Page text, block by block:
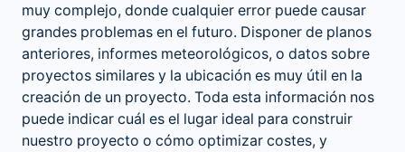
muy complejo, donde cualquier error puede causar
grandes problemas en el futuro. Disponer de planos
anteriores, informes meteorológicos, o datos sobre
proyectos similares y la ubicación es muy útil en la
creación de un proyecto. Toda esta información nos
puede indicar cuál es el lugar ideal para construir
nuestro proyecto o cómo optimizar costes, y